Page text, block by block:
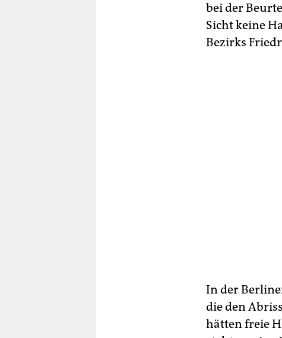
bei der
Sicht keine
Bezirks
In der
die den
hätten freie